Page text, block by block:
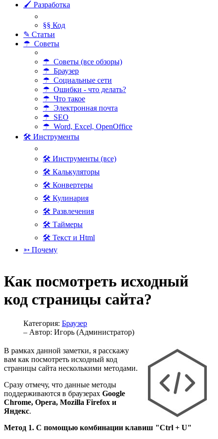
🖌 Разработка
§§ Код
✎ Статьи
☂ Советы
☂ Советы (все обзоры)
☂ Браузер
☂ Социальные сети
☂ Ошибки - что делать?
☂ Что такое
☂ Электронная почта
☂ SEO
☂ Word, Excel, OpenOffice
🛠 Инструменты
🛠 Инструменты (все)
🛠 Калькуляторы
🛠 Конвертеры
🛠 Кулинария
🛠 Развлечения
🛠 Таймеры
🛠 Текст и Html
➳ Почему
Как посмотреть исходный
код страницы сайта?
Категория: Браузер
– Автор: Игорь (Администратор)
В рамках данной заметки, я расскажу
вам как посмотреть исходный код
страницы сайта несколькими методами.
Сразу отмечу, что данные методы
поддерживаются в браузерах Google
Chrome, Opera, Mozilla Firefox и
Яндекс.
Метод 1. С помощью комбинации клавиш "Ctrl + U"